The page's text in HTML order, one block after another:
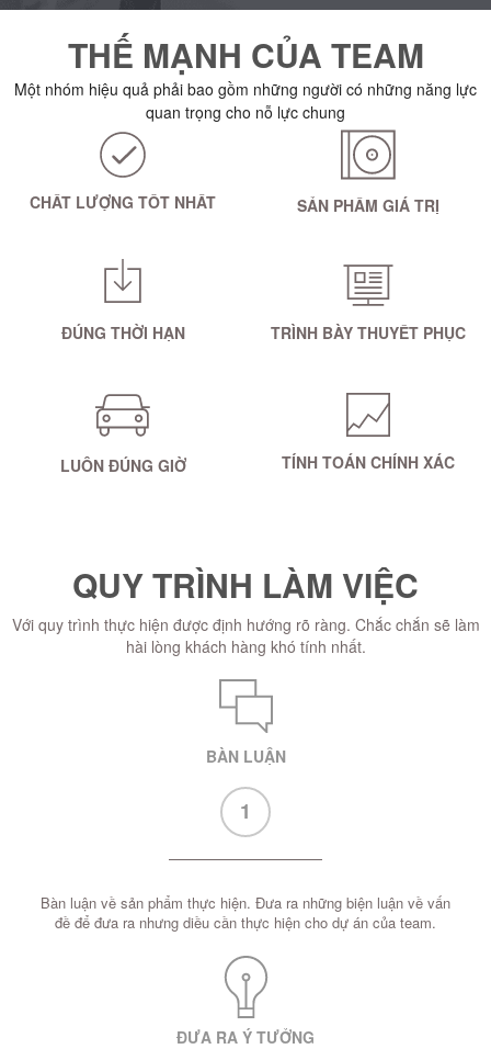
THẾ MẠNH CỦA TEAM
Một nhóm hiệu quả phải bao gồm những người có những năng lực
quan trọng cho nỗ lực chung
CHẤT LƯỢNG TỐT NHẤT SẢN PHẨM GIÁ TRỊ
ĐÚNG THỜI HẠN TRÌNH BÀY THUYẾT PHỤC
LUÔN ĐÚNG GIỜ TÍNH TOÁN CHÍNH XÁC
QUY TRÌNH LÀM VIỆC
Với quy trình thực hiện được định hướng rõ ràng. Chắc chắn sẽ làm
hài lòng khách hàng khó tính nhất.
BÀN LUẬN
1
Bàn luận về sản phẩm thực hiện. Đưa ra những biện luận về vấn
đề để đưa ra nhưng diều cần thực hiện cho dự án của team.
ĐƯA RA Ý TƯỞNG